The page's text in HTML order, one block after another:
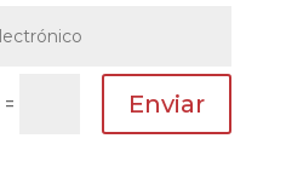
= Enviar